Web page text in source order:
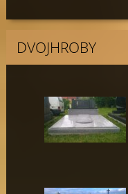
DVOJHROBY